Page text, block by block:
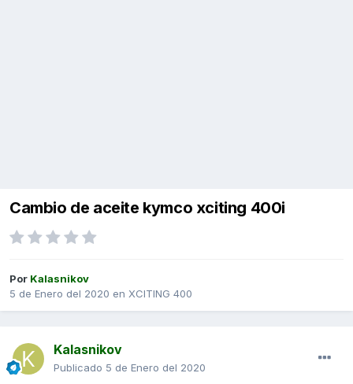
Cambio de aceite kymco xciting 400i
Por Kalasnikov
5 de Enero del 2020 en XCITING 400
Kalasnikov
Publicado 5 de Enero del 2020